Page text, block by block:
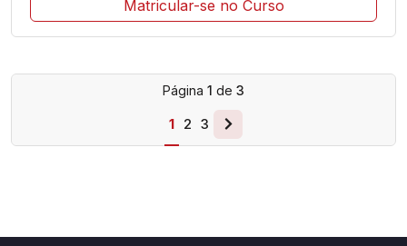
Matricular-se no Curso
Página 1 de 3
1 2 3